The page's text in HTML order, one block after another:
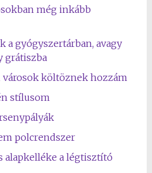
még inkább
a gyógyszertárban, avagy
grátiszba
költöznek hozzám
stílusom
polcrendszer
alapkelléke a légtisztító